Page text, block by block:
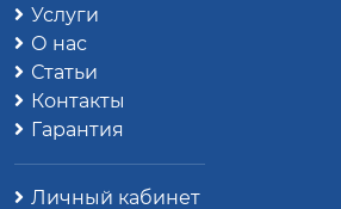
Услуги
О нас
Статьи
Контакты
Гарантия
Личный кабинет